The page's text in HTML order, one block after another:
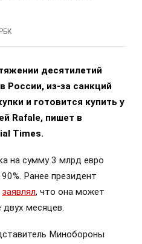
РБК
десятилетий
России, из-за санкций
и готовится купить у
Rafale, пишет в
Times.
на сумму 3 млрд евро
Ранее президент
заявлял, что она может
двух месяцев.
Минобороны